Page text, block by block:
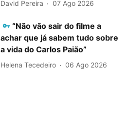
David Pereira 07 Ago 2026
“Não vão sair do filme a
achar que já sabem tudo sobre
a vida do Carlos Paião”
Helena Tecedeiro 06 Ago 2026